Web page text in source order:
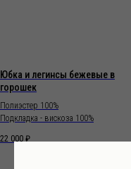
Юбка и легинсы бежевые в
горошек
Полиэстер 100%
Подкладка - вискоза 100%
22 000 ₽